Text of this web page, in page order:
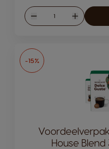
Verlagen
Hoeveelheid
Verhogen
-15%
House Blend